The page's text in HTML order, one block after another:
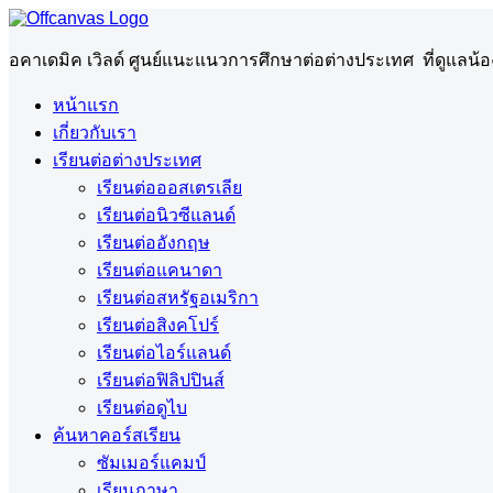
อคาเดมิค เวิลด์ ศูนย์แนะแนวการศึกษาต่อต่างประเทศ ที่ดูแลน้อ
หน้าแรก
เกี่ยวกับเรา
เรียนต่อต่างประเทศ
เรียนต่อออสเตรเลีย
เรียนต่อนิวซีแลนด์
เรียนต่ออังกฤษ
เรียนต่อแคนาดา
เรียนต่อสหรัฐอเมริกา
เรียนต่อสิงคโปร์
เรียนต่อไอร์แลนด์
เรียนต่อฟิลิปปินส์
เรียนต่อดูไบ
ค้นหาคอร์สเรียน
ซัมเมอร์แคมป์